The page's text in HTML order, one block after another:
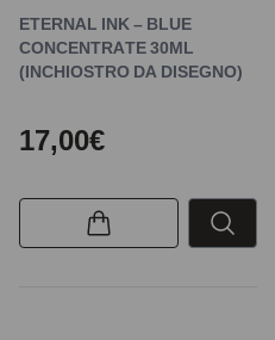
ETERNAL INK – BLUE
CONCENTRATE 30ML
(INCHIOSTRO DA DISEGNO)
17,00€